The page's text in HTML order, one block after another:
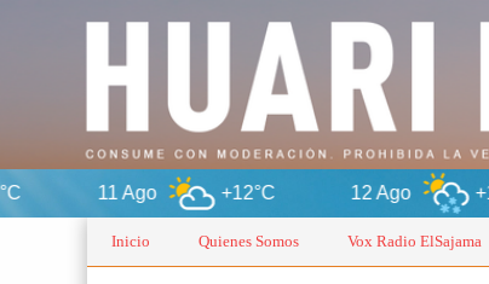
Ago +12°C 12 Ago +14°C
Inicio Quienes Somos Vox Radio ElSajama